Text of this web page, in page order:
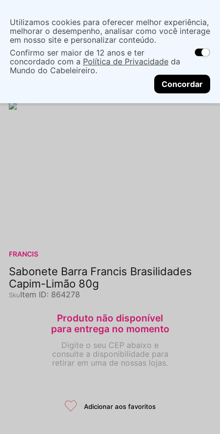
localização
As ofertas e opções de entrega variam de
acordo com a região.Não sei meu CEP
CONTINUAR
O que você procura?
Cuidados com o Corpo Sabonete
Barra
SABONETE BARRA FRANCIS BRASILIDADES CAPIM-
FRANCIS
Sabonete Barra Francis Brasilidades
Capim-Limão 80g
Item ID: 864278
Utilizamos cookies para oferecer melhor experiência,
melhorar o desempenho, analisar como você interage
em nosso site e personalizar conteúdo.
Confirmo ser maior de 12 anos e ter
concordado com a Política de Privacidade da
Mundo do Cabeleireiro.
Concordar